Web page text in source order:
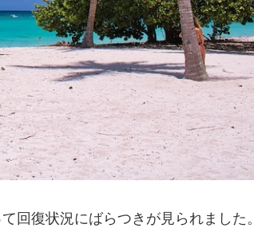
回復状況にばらつきが見られました。